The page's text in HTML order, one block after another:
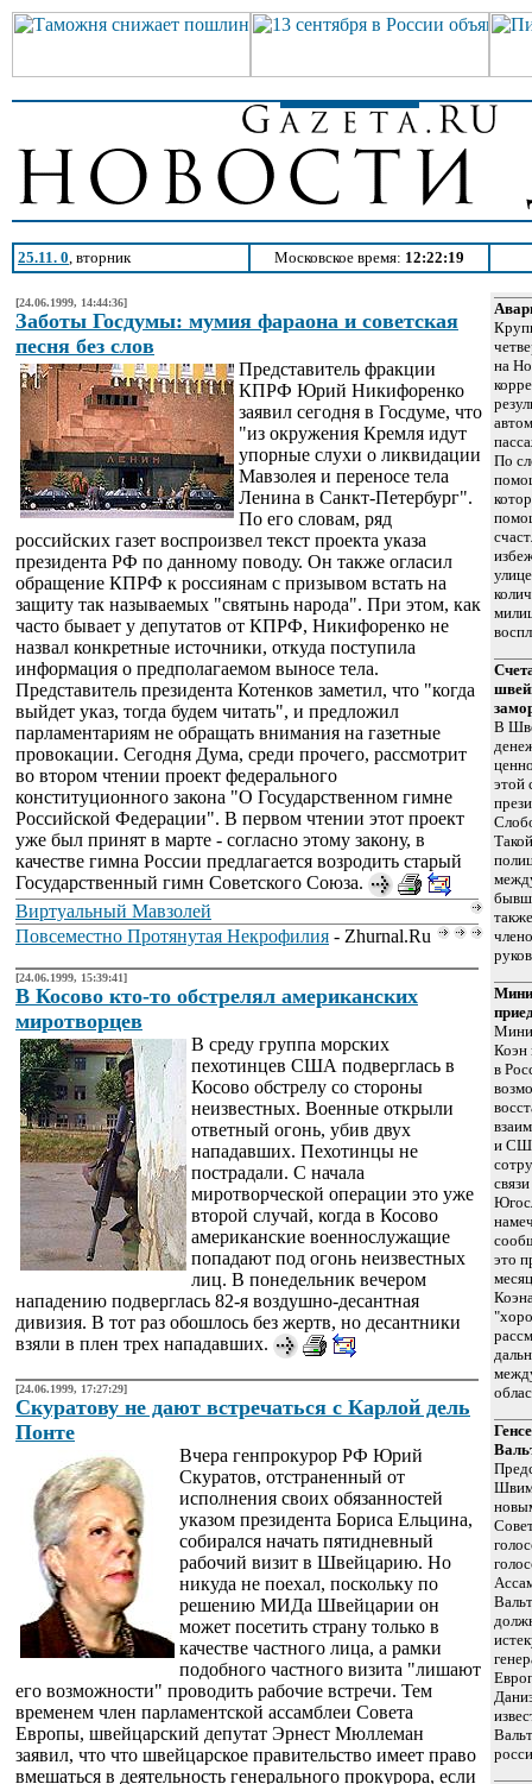
25.11. 0, вторник Московское время: 12:22:19
[24.06.1999, 14:44:36]
Заботы Госдумы: мумия фараона и советская
песня без слов
Представитель фракции
КПРФ Юрий Никифоренко
заявил сегодня в Госдуме, что
"из окружения Кремля идут
упорные слухи о ликвидации
Мавзолея и переносе тела
Ленина в Санкт-Петербург".
По его словам, ряд
российских газет воспроизвел текст проекта указа
президента РФ по данному поводу. Он также огласил
обращение КПРФ к россиянам с призывом встать на
защиту так называемых "святынь народа". При этом, как
часто бывает у депутатов от КПРФ, Никифоренко не
назвал конкретные источники, откуда поступила
информация о предполагаемом выносе тела.
Представитель президента Котенков заметил, что "когда
выйдет указ, тогда будем читать", и предложил
парламентариям не обращать внимания на газетные
провокации. Сегодня Дума, среди прочего, рассмотрит
во втором чтении проект федерального
конституционного закона "О Государственном гимне
Российской Федерации". В первом чтении этот проект
уже был принят в марте - согласно этому закону, в
качестве гимна России предлагается возродить старый
Государственный гимн Советского Союза.
Виртуальный Мавзолей
Повсеместно Протянутая Некрофилия - Zhurnal.Ru
[24.06.1999, 15:39:41]
В Косово кто-то обстрелял американских
миротворцев
В среду группа морских
пехотинцев США подверглась в
Косово обстрелу со стороны
неизвестных. Военные открыли
ответный огонь, убив двух
нападавших. Пехотинцы не
пострадали. С начала
миротворческой операции это уже
второй случай, когда в Косово
американские военнослужащие
попадают под огонь неизвестных
лиц. В понедельник вечером
нападению подверглась 82-я воздушно-десантная
дивизия. В тот раз обошлось без жертв, но десантники
взяли в плен трех нападавших.
[24.06.1999, 17:27:29]
Скуратову не дают встречаться с Карлой дель
Понте
Вчера генпрокурор РФ Юрий
Скуратов, отстраненный от
исполнения своих обязанностей
указом президента Бориса Ельцина,
собирался начать пятидневный
рабочий визит в Швейцарию. Но
никуда не поехал, поскольку по
решению МИДа Швейцарии он
может посетить страну только в
качестве частного лица, а рамки
подобного частного визита "лишают
его возможности" проводить рабочие встречи. Тем
временем член парламентской ассамблеи Совета
Европы, швейцарский депутат Эрнест Мюллеман
заявил, что что швейцарское правительство имеет право
вмешаться в деятельность генерального прокурора, если
на
По
В
этой
Коэн
в
и
это